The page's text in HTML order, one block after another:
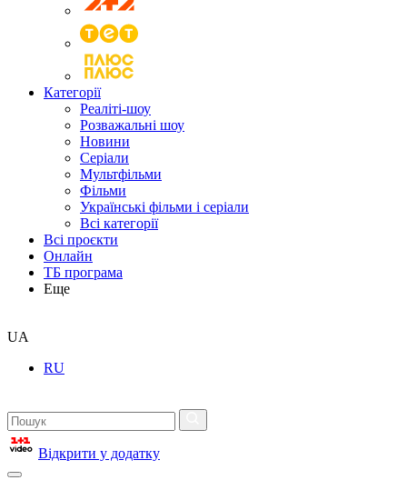
Категорії
Реаліті-шоу
Розважальні шоу
Новини
Серіали
Мультфільми
Фільми
Українські фільми і серіали
Всі категорії
Всі проєкти
Онлайн
ТБ програма
Еще
UA
RU
Відкрити у додатку